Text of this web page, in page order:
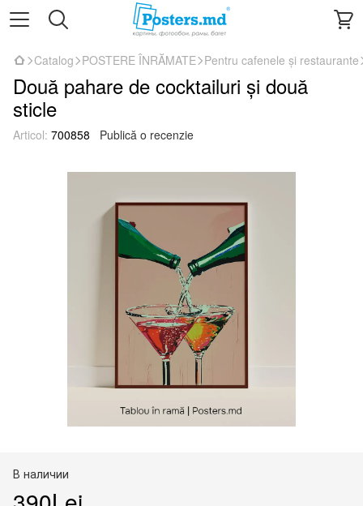
Catalog POSTERE ÎNRĂMATE Pentru cafenele și restaurante
Două pahare de cocktailuri și două
sticle
Articol: 700858 Publică o recenzie
В наличии